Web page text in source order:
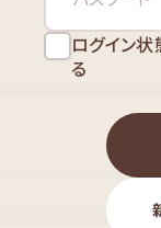
ログイン
る